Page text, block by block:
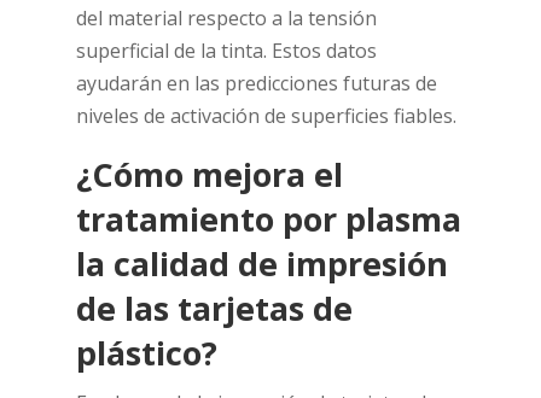
del material respecto a la tensión
superficial de la tinta. Estos datos
ayudarán en las predicciones futuras de
niveles de activación de superficies fiables.
¿Cómo mejora el
tratamiento por plasma
la calidad de impresión
de las tarjetas de
plástico?